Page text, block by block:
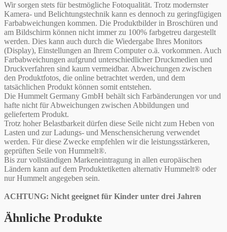
Wir sorgen stets für bestmögliche Fotoqualität. Trotz modernster
Kamera- und Belichtungstechnik kann es dennoch zu geringfügigen
Farbabweichungen kommen. Die Produktbilder in Broschüren und
am Bildschirm können nicht immer zu 100% farbgetreu dargestellt
werden. Dies kann auch durch die Wiedergabe Ihres Monitors
(Display), Einstellungen an Ihrem Computer o.ä. vorkommen. Auch
Farbabweichungen aufgrund unterschiedlicher Druckmedien und
Druckverfahren sind kaum vermeidbar. Abweichungen zwischen
den Produktfotos, die online betrachtet werden, und dem
tatsächlichen Produkt können somit entstehen.
Die Hummelt Germany GmbH behält sich Farbänderungen vor und
hafte nicht für Abweichungen zwischen Abbildungen und
geliefertem Produkt.
Trotz hoher Belastbarkeit dürfen diese Seile nicht zum Heben von
Lasten und zur Ladungs- und Menschensicherung verwendet
werden. Für diese Zwecke empfehlen wir die leistungsstärkeren,
geprüften Seile von Hummelt®.
Bis zur vollständigen Markeneintragung in allen europäischen
Ländern kann auf dem Produktetiketten alternativ Hummelt® oder
nur Hummelt angegeben sein.
ACHTUNG: Nicht geeignet für Kinder unter drei Jahren
Ähnliche Produkte